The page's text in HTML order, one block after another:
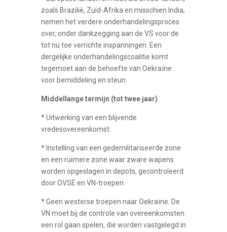
zoals Brazilië, Zuid-Afrika en misschien India,
nemen het verdere onderhandelingsproces
over, onder dankzegging aan de VS voor de
tot nu toe verrichte inspanningen. Een
dergelijke onderhandelingscoalitie komt
tegemoet aan de behoefte van Oekraïne
voor bemiddeling en steun.
Middellange termijn (tot twee jaar)
* Uitwerking van een blijvende
vredesovereenkomst.
* Instelling van een gedemilitariseerde zone
en een ruimere zone waar zware wapens
worden opgeslagen in depots, gecontroleerd
door OVSE en VN-troepen.
* Geen westerse troepen naar Oekraïne. De
VN moet bij de controle van overeenkomsten
een rol gaan spelen, die worden vastgelegd in